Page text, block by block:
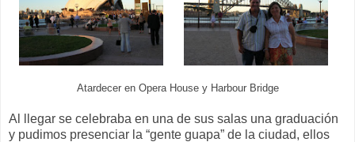
Atardecer en Opera House y Harbour Bridge
Al llegar se celebraba en una de sus salas una graduación
y pudimos presenciar la “gente guapa” de la ciudad, ellos